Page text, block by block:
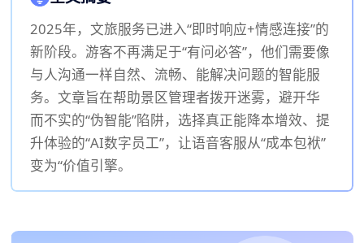
2025年，文旅服务已进入“即时响应+情感连接”的
新阶段。游客不再满足于“有问必答”，他们需要像
与人沟通一样自然、流畅、能解决问题的智能服
务。文章旨在帮助景区管理者拨开迷雾，避开华
而不实的“伪智能”陷阱，选择真正能降本增效、提
升体验的“AI数字员工”，让语音客服从“成本包袱”
变为“价值引擎。